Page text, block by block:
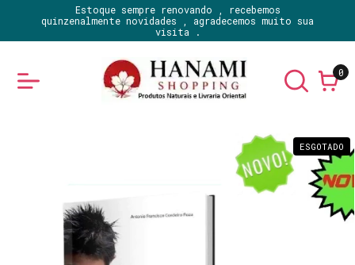
Estoque sempre renovando , recebemos
quinzenalmente novidades , agradecemos muito sua
visita .
0
ESGOTADO